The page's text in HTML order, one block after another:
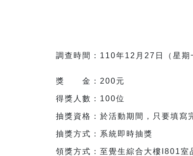
調查時間：110年12月27日（星
獎 金：200元
得獎人數：100位
抽獎資格：於活動期間，只要填寫
抽獎方式：系統即時抽獎
領獎方式：至覺生綜合大樓I801室